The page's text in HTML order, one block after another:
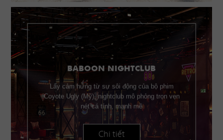
BABOON NIGHTCLUB
Lấy cảm hứng từ sự sôi động của bộ phim
Coyote Ugly (Mỹ), nightclub mô phỏng trọn vẹn
nét cá tính, mạnh mẽ
Chi tiết